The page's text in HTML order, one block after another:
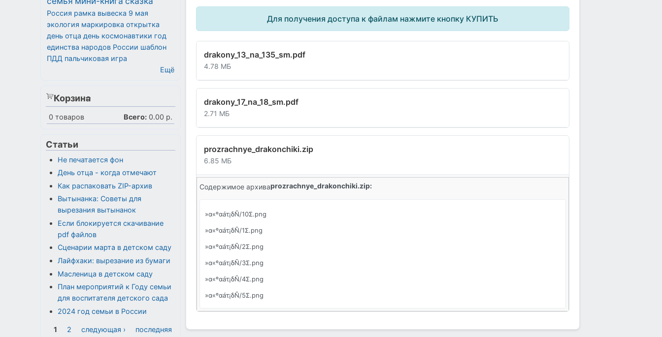
Для получения доступа к файлам нажмите кнопку КУПИТЬ
drakony_13_na_135_sm.pdf
4.78 МБ
drakony_17_na_18_sm.pdf
2.71 МБ
prozrachnye_drakonchiki.zip
6.85 МБ
Содержимое архиваprozrachnye_drakonchiki.zip:
»α«ºαáτ¡δÑ/10Σ.png
»α«ºαáτ¡δÑ/1Σ.png
»α«ºαáτ¡δÑ/2Σ.png
»α«ºαáτ¡δÑ/3Σ.png
»α«ºαáτ¡δÑ/4Σ.png
»α«ºαáτ¡δÑ/5Σ.png
»α«ºαáτ¡δÑ/6Σ.png
»α«ºαáτ¡δÑ/7Σ.png
Россия рамка вывеска 9 мая
экология маркировка открытка
день отца день космонавтики год
единства народов России шаблон
ПДД пальчиковая игра
Ещё
Корзина
0 товаров Всего: 0.00 р.
Статьи
Не печатается фон
День отца - когда отмечают
Как распаковать ZIP-архив
Вытынанка: Советы для
вырезания вытынанок
Если блокируется скачивание
pdf файлов
Сценарии марта в детском саду
Лайфхаки: вырезание из бумаги
Масленица в детском саду
План мероприятий к Году семьи
для воспитателя детского сада
2024 год семьи в России
Страницы
1 2 следующая ›
последняя